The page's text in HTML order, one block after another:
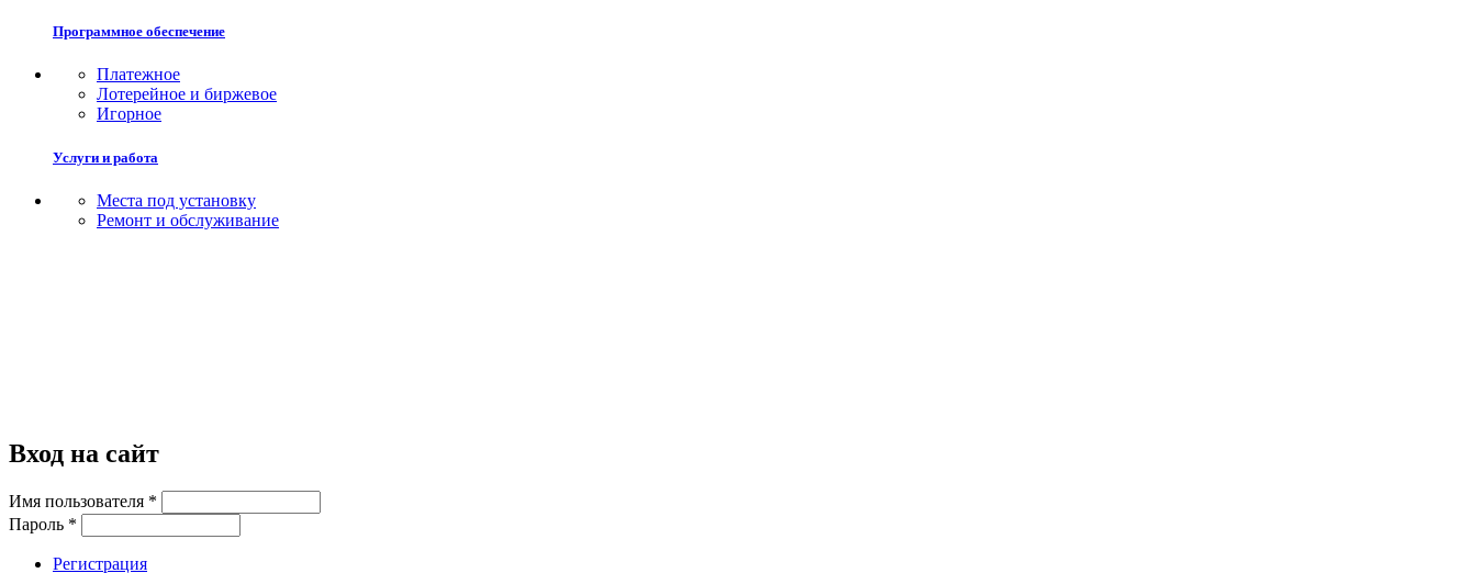
Программное обеспечение
Платежное
Лотерейное и биржевое
Игорное
Услуги и работа
Места под установку
Ремонт и обслуживание
Вход на сайт
Имя пользователя *
Пароль *
Регистрация